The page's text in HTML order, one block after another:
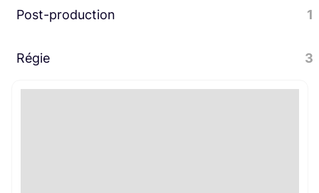
Stockage 10
Moniteur / Enregistreur 1
Post-production 1
Divers post-production 1
Régie 3